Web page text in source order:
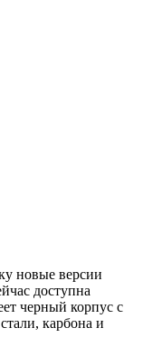
новые версии
доступна
черный корпус с
карбона и